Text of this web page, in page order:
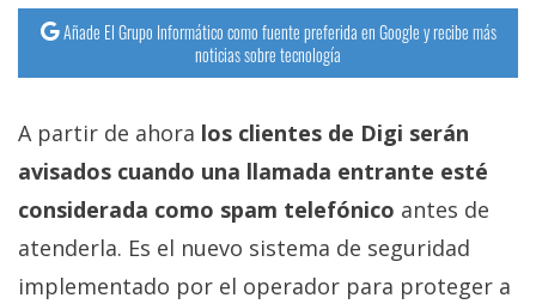
Añade El Grupo Informático como fuente preferida en Google y recibe más
noticias sobre tecnología
A partir de ahora los clientes de Digi serán
avisados cuando una llamada entrante esté
considerada como spam telefónico antes de
atenderla. Es el nuevo sistema de seguridad
implementado por el operador para proteger a